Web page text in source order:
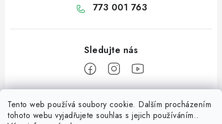
Tento web používá soubory cookie. Dalším procházením
tohoto webu vyjadřujete souhlas s jejich používáním..
773 001 763
Z
Informace pro vás